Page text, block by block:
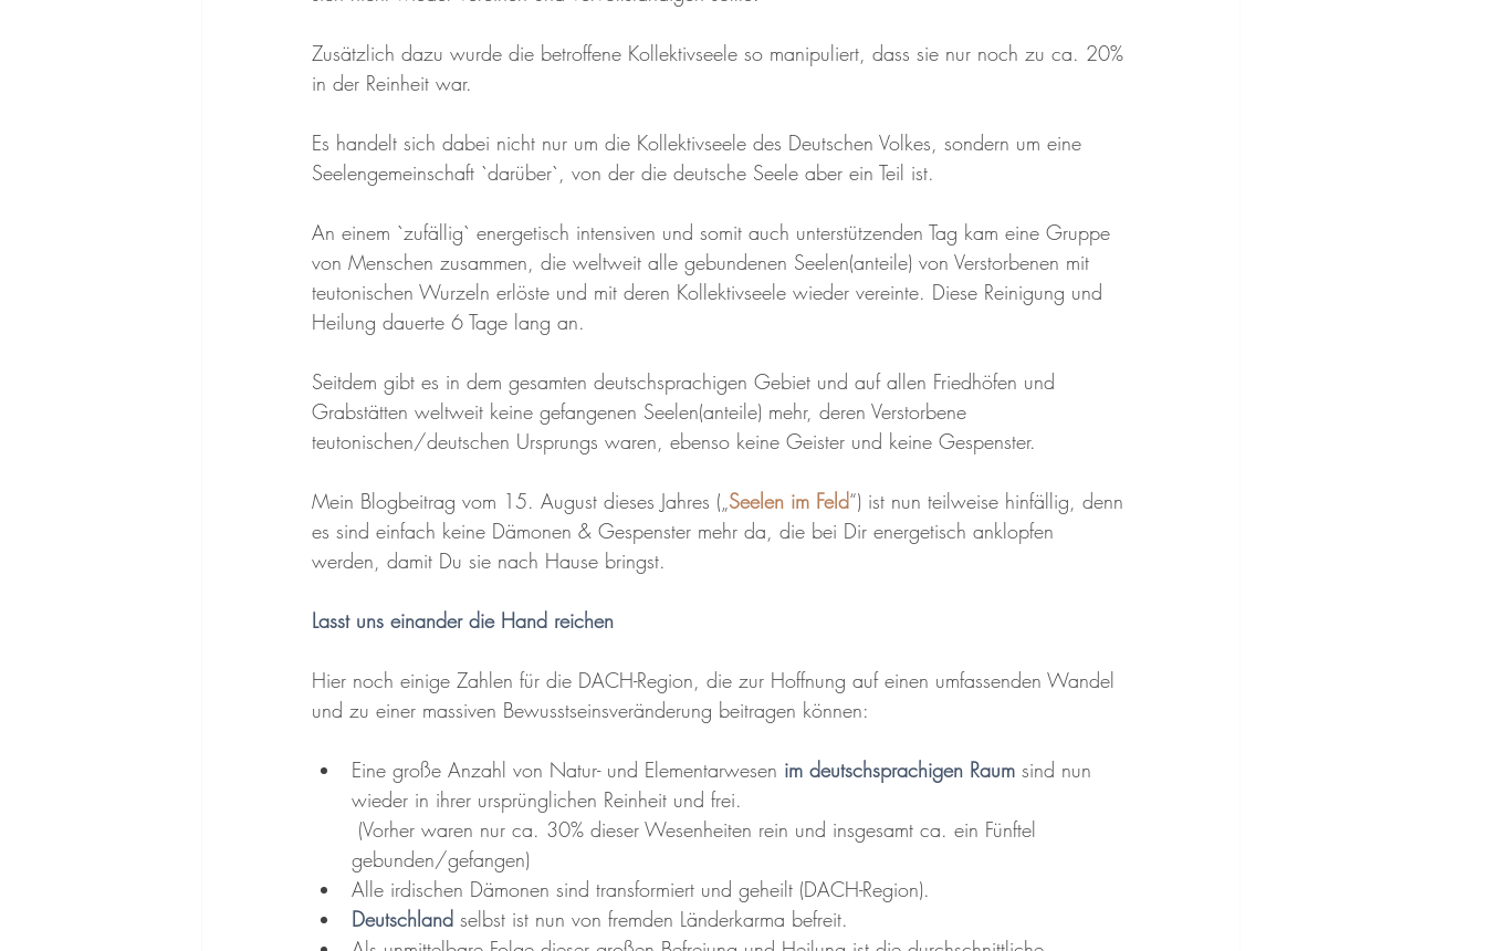
Zusätzlich dazu wurde die betroffene Kollektivseele so manipuliert, dass sie nur noch zu ca. 20%
in der Reinheit war.
Es handelt sich dabei nicht nur um die Kollektivseele des Deutschen Volkes, sondern um eine
Seelengemeinschaft `darüber`, von der die deutsche Seele aber ein Teil ist.
An einem `zufällig` energetisch intensiven und somit auch unterstützenden Tag kam eine Gruppe
von Menschen zusammen, die weltweit alle gebundenen Seelen(anteile) von Verstorbenen mit
teutonischen Wurzeln erlöste und mit deren Kollektivseele wieder vereinte. Diese Reinigung und
Heilung dauerte 6 Tage lang an.
Seitdem gibt es in dem gesamten deutschsprachigen Gebiet und auf allen Friedhöfen und
Grabstätten weltweit keine gefangenen Seelen(anteile) mehr, deren Verstorbene
teutonischen/deutschen Ursprungs waren, ebenso keine Geister und keine Gespenster.
Mein Blogbeitrag vom 15. August dieses Jahres („Seelen im Feld“) ist nun teilweise hinfällig, denn
es sind einfach keine Dämonen & Gespenster mehr da, die bei Dir energetisch anklopfen
werden, damit Du sie nach Hause bringst.
Lasst uns einander die Hand reichen
Hier noch einige Zahlen für die DACH-Region, die zur Hoffnung auf einen umfassenden Wandel
und zu einer massiven Bewusstseinsveränderung beitragen können:
Eine große Anzahl von Natur- und Elementarwesen im deutschsprachigen Raum sind nun
wieder in ihrer ursprünglichen Reinheit und frei.
gebunden/gefangen)
Alle irdischen Dämonen sind transformiert und geheilt (DACH-Region).
Deutschland selbst ist nun von fremden Länderkarma befreit.